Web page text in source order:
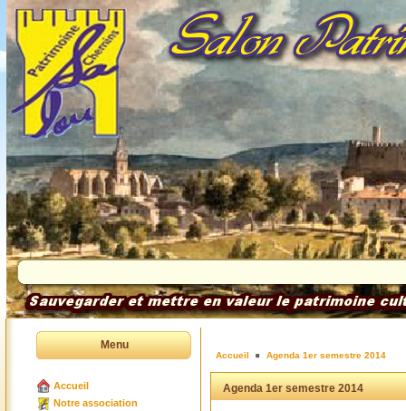
Menu
Accueil
Notre association
Accueil Agenda 1er semestre 2014
Agenda 1er semestre 2014